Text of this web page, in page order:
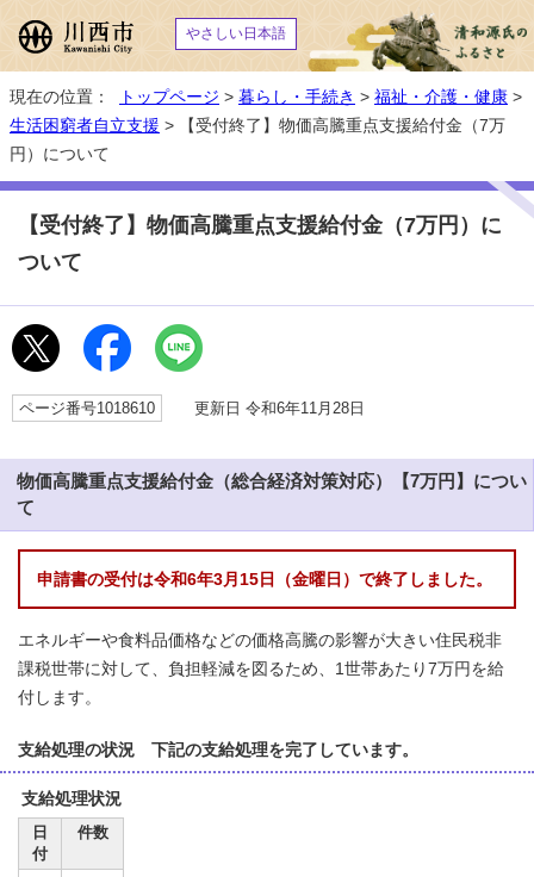
やさしい日本語
現在の位置： トップページ > 暮らし・手続き > 福祉・介護・健康 >
生活困窮者自立支援 > 【受付終了】物価高騰重点支援給付金（7万
円）について
【受付終了】物価高騰重点支援給付金（7万円）に
ついて
ページ番号1018610 更新日 令和6年11月28日
物価高騰重点支援給付金（総合経済対策対応）【7万円】につい
て
申請書の受付は令和6年3月15日（金曜日）で終了しました。
エネルギーや食料品価格などの価格高騰の影響が大きい住民税非
課税世帯に対して、負担軽減を図るため、1世帯あたり7万円を給
付します。
支給処理の状況 下記の支給処理を完了しています。
支給処理状況
日
付
件数